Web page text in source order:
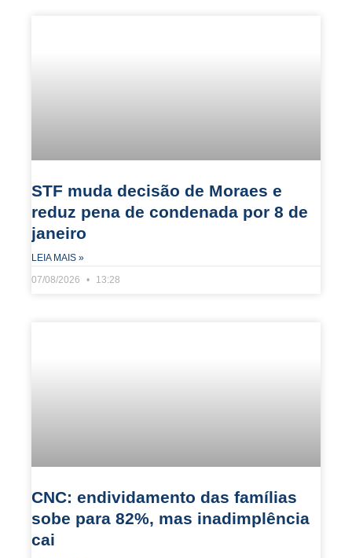
STF muda decisão de Moraes e
reduz pena de condenada por 8 de
janeiro
LEIA MAIS »
07/08/2026
13:28
CNC: endividamento das famílias
sobe para 82%, mas inadimplência
cai